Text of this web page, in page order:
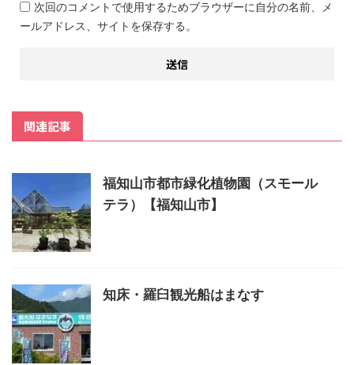
次回のコメントで使用するためブラウザーに自分の名前、メ
ールアドレス、サイトを保存する。
関連記事
福知山市都市緑化植物園（スモール
テラ）【福知山市】
知床・羅臼観光船はまなす